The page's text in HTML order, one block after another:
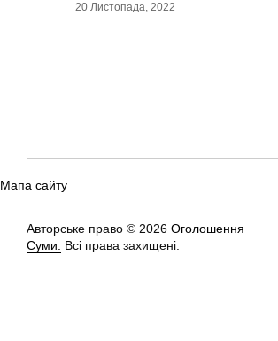
20 Листопада, 2022
Мапа сайту
Авторське право © 2026 Оголошення
Суми.
Всі права захищені.